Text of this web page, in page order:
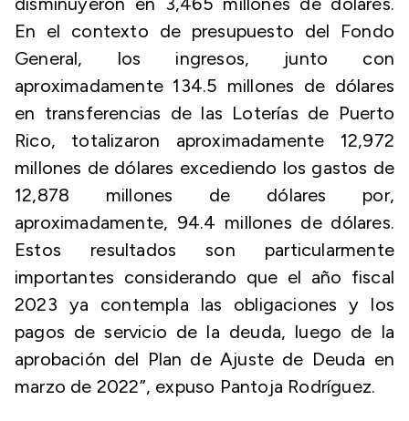
En el contexto de presupuesto del Fondo
General, los ingresos, junto con
aproximadamente 134.5 millones de dólares
en transferencias de las Loterías de Puerto
Rico, totalizaron aproximadamente 12,972
millones de dólares excediendo los gastos de
12,878 millones de dólares por,
aproximadamente, 94.4 millones de dólares.
Estos resultados son particularmente
importantes considerando que el año fiscal
2023 ya contempla las obligaciones y los
pagos de servicio de la deuda, luego de la
aprobación del Plan de Ajuste de Deuda en
marzo de 2022”, expuso Pantoja Rodríguez.